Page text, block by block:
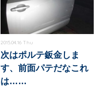
2015.04.16 Thu
次はポルテ鈑金しま
す、前面パテだなこれ
は……